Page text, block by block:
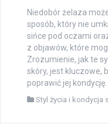
Niedobór żelaza
sposób, który nie
sińce pod oczami
z objawów, które
Zrozumienie, jak te
skóry, jest kluczowe,
poprawić jej kondycję.
Styl życia i kondycja